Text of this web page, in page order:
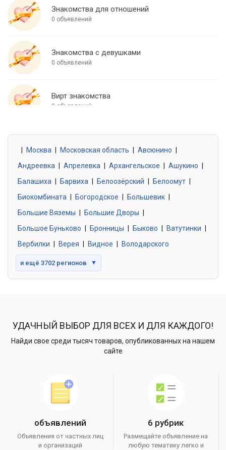
Знакомства для отношений
0 объявлений
Знакомства с девушками
0 объявлений
Вирт знакомства
0 объявлений
0 объявлений
Знакомства без обязательств
0 объявлений
Москва Московская область Авсюнино
Андреевка
Апрелевка Архангельское Ашукино
Балашиха
Барвиха Белоозёрский Белоомут
Биокомбината
Богородское Большевик
Большие Вяземы
Большие Дворы
Большое Буньково
Бронницы Быково Ватутинки
Вербилки
Верея Видное Володарского
и ещё 3702 регионов ▼
УДАЧНЫЙ ВЫБОР ДЛЯ ВСЕХ И ДЛЯ КАЖДОГО!
Найди свое среди тысяч товаров, опубликованных на нашем
сайте
объявлений
Объявления от частных лиц
и организаций
6 рубрик
Размещайте объявление на
любую тематику легко и